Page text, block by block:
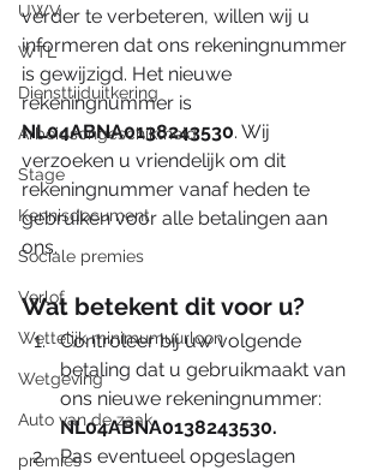
UWV
WTL
Diensttijduitkering
Arbeidsongeschiktheid
Stage
Kennisdocument
Sociale premies
Verlof
Wettelijk minimumuurloon
Wetgeving
Auto van de zaak
premies
verder te verbeteren, willen wij u
informeren dat ons rekeningnummer
is gewijzigd. Het nieuwe
rekeningnummer is
NL04ABNA0138243530. Wij
verzoeken u vriendelijk om dit
rekeningnummer vanaf heden te
gebruiken voor alle betalingen aan
ons.
Wat betekent dit voor u?
Controleer bij uw volgende
betaling dat u gebruikmaakt van
ons nieuwe rekeningnummer:
NL04ABNA0138243530.
Pas eventueel opgeslagen